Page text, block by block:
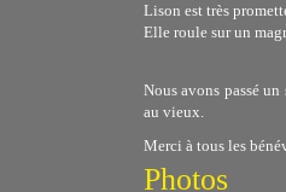
Lison est très
Elle roule sur un
Nous avons passé
au vieux.
Merci à tous les
Photos